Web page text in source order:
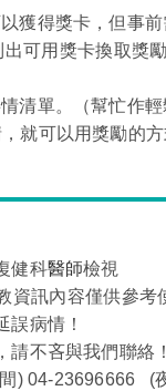
獲得獎卡，但事
可用獎卡換取獎
清單。（幫忙作
就可以用獎勵的方
健科醫師檢視
資訊內容僅供參
誤病情！
請不吝與我們聯絡！
) 04-23696666 (